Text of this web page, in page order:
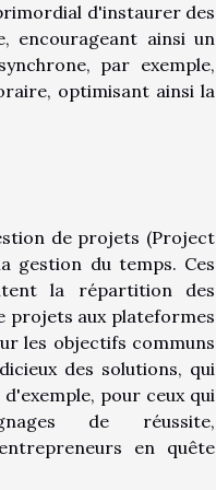
d'instaurer des
encourageant ainsi un
par exemple,
optimisant ainsi la
de projets (Project
gestion du temps. Ces
la répartition des
projets aux plateformes
les objectifs communs
des solutions, qui
pour ceux qui
de réussite,
en quête